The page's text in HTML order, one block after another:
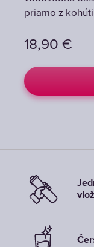
priamo z
18,90 €
priamo z
18,90 €
priamo z
18,90 €